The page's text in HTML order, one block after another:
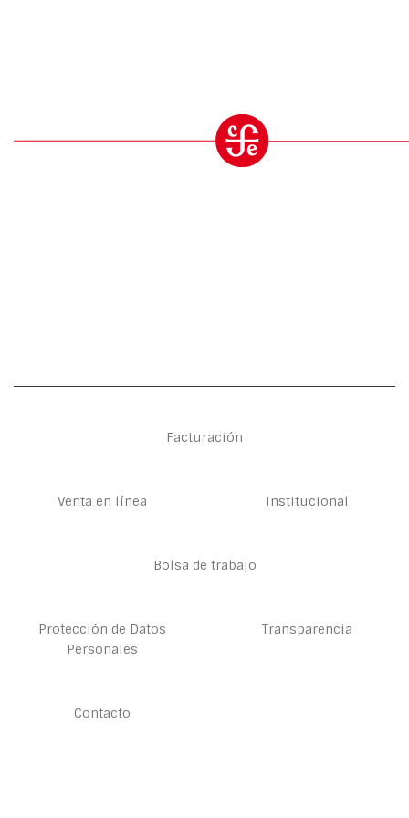
Facturación
Venta en línea Institucional
Bolsa de trabajo
Protección de Datos
Personales
Transparencia
Contacto